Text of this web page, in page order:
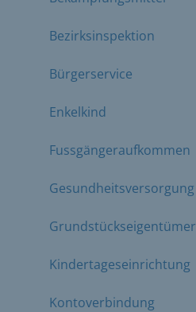
Bezirksinspektion
Bürgerservice
Enkelkind
Fussgängeraufkommen
Gesundheitsversorgung
Grundstückseigentümer
Kindertageseinrichtung
Kontoverbindung